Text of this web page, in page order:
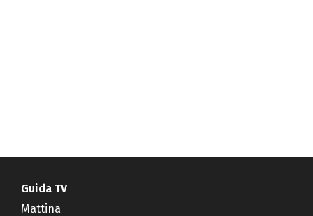
Guida TV
Mattina